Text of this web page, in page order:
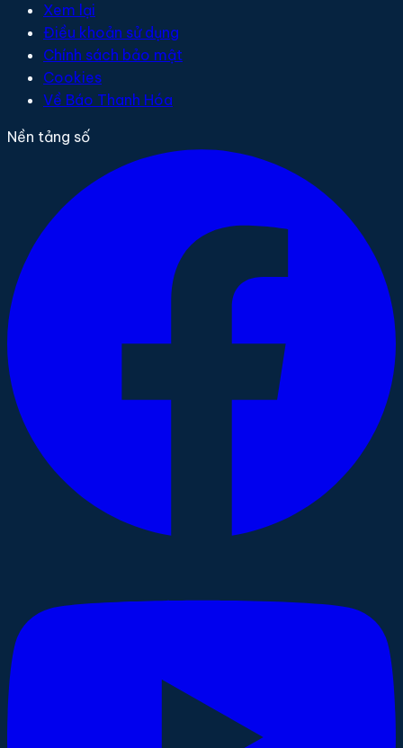
Xem lại
Điều khoản sử dụng
Chính sách bảo mật
Cookies
Về Báo Thanh Hóa
Nền tảng số